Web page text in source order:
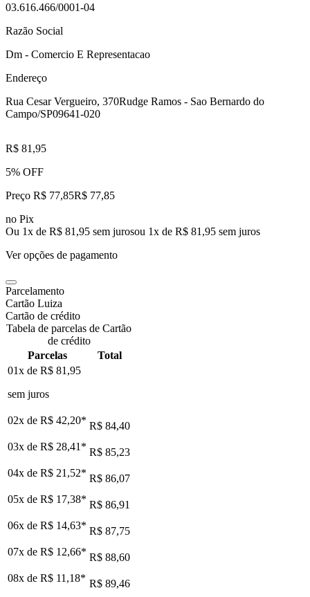
03.616.466/0001-04
Razão Social
Dm - Comercio E Representacao
Endereço
Rua Cesar Vergueiro, 370Rudge Ramos - Sao Bernardo do
Campo/SP09641-020
R$ 81,95
5% OFF
Preço R$ 77,85R$ 77,85
no Pix
Ou 1x de R$ 81,95 sem jurosou 1x de R$ 81,95 sem juros
Ver opções de pagamento
Parcelamento
Cartão Luiza
Cartão de crédito
Tabela de parcelas de Cartão
de crédito
Parcelas
Total
01x de R$ 81,95
sem juros
02x de R$ 42,20* R$ 84,40
03x de R$ 28,41 * R$ 85,23
04x de R$ 21,52* R$ 86,07
05x de R$ 17,38* R$ 86,91
06x de R$ 14,63* R$ 87,75
07x de R$ 12,66* R$ 88,60
08x de R$ 11,18* R$ 89,46